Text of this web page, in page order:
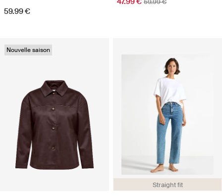
59.99 €
Nouvelle saison
Straight fit